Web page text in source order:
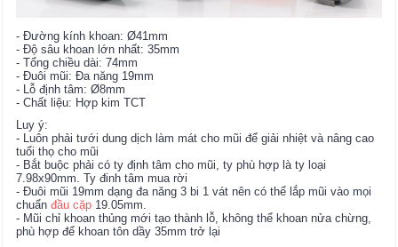
​- Đường kính khoan: Ø41mm
- Độ sâu khoan lớn nhất: 35mm
- Tổng chiều dài: 74mm
- Đuôi mũi: Đa năng 19mm
- Lỗ định tâm: Ø8mm
- Chất liệu: Hợp kim TCT
Luy ý:
- Luôn phải tưới dung dịch làm mát cho mũi để giải nhiệt và nâng cao
tuổi thọ cho mũi
- Bắt buộc phải có ty định tâm cho mũi, ty phù hợp là ty loại
7.98x90mm. Ty đinh tâm mua rời
- Đuôi mũi 19mm dạng đa năng 3 bi 1 vát nên có thể lắp mũi vào mọi
chuẩn đầu cặp 19.05mm.
- Mũi chỉ khoan thủng mới tạo thành lỗ, không thể khoan nửa chừng,
phù hợp để khoan tôn dầy 35mm trở lại